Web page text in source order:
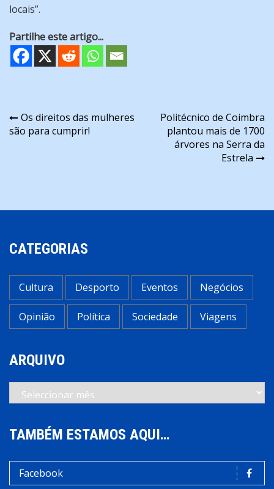
locais”.
Partilhe este artigo...
Navegação
de
Os direitos das mulheres
são para cumprir!
Politécnico de Coimbra
plantou mais de 1700
árvores na Serra da
Estrela
CATEGORIAS
Cultura Desporto Eventos Negócios
Opinião Política Sociedade Viagens
ARQUIVO
Arquivo
TAMBÉM ESTAMOS AQUI…
Facebook